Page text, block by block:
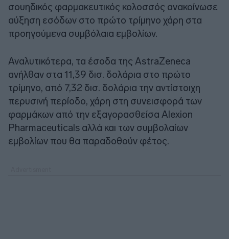
σουηδικός φαρμακευτικός κολοσσός ανακοίνωσε
αύξηση εσόδων στο πρώτο τρίμηνο χάρη στα
προηγούμενα συμβόλαια εμβολίων.
Αναλυτικότερα, τα έσοδα της AstraZeneca
ανήλθαν στα 11,39 δισ. δολάρια στο πρώτο
τρίμηνο, από 7,32 δισ. δολάρια την αντίστοιχη
περυσινή περίοδο, χάρη στη συνεισφορά των
φαρμάκων από την εξαγορασθείσα Alexion
Pharmaceuticals αλλά και των συμβολαίων
εμβολίων που θα παραδοθούν φέτος.